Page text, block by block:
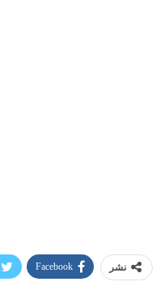
نشر Facebook